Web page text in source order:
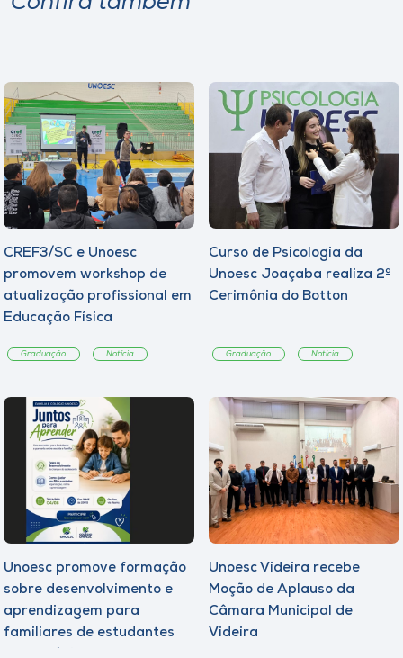
CREF3/SC e Unoesc
promovem workshop de
atualização profissional em
Educação Física
Graduação Notícia
Curso de Psicologia da
Unoesc Joaçaba realiza 2ª
Cerimônia do Botton
Graduação Notícia
Unoesc promove formação
sobre desenvolvimento e
aprendizagem para
familiares de estudantes
Unoesc Videira recebe
Moção de Aplauso da
Câmara Municipal de
Videira